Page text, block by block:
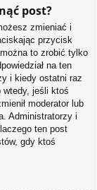
post?
zmieniać i
przycisk
to zrobić tylko
na ten
i kiedy ostatni raz
wtedy, jeśli ktoś
moderator lub
Administratorzy i
ten post
gdy ktoś